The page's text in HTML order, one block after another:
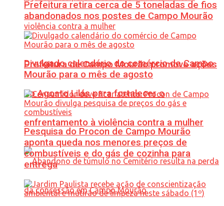
Prefeitura de Campo Mourão promove ações
do Agosto Lilás para fortalecer o
enfrentamento à violência contra a mulher
Prefeitura retira cerca de 5 toneladas de fios
abandonados nos postes de Campo Mourão
Divulgado calendário do comércio de Campo
Mourão para o mês de agosto
Pesquisa do Procon de Campo Mourão
aponta queda nos menores preços de
combustíveis e do gás de cozinha para
entrega